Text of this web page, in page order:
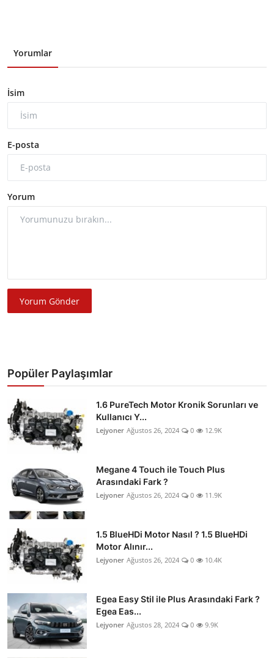
Yorumlar
İsim
E-posta
Yorum
Yorum Gönder
Popüler Paylaşımlar
1.6 PureTech Motor Kronik Sorunları ve
Kullanıcı Y...
Lejyoner Ağustos 26, 2024 0 12.9K
Megane 4 Touch ile Touch Plus
Arasındaki Fark ?
Lejyoner Ağustos 26, 2024 0 11.9K
1.5 BlueHDi Motor Nasıl ? 1.5 BlueHDi
Motor Alınır...
Lejyoner Ağustos 26, 2024 0 10.4K
Egea Easy Stil ile Plus Arasındaki Fark ?
Egea Eas...
Lejyoner Ağustos 28, 2024 0 9.9K